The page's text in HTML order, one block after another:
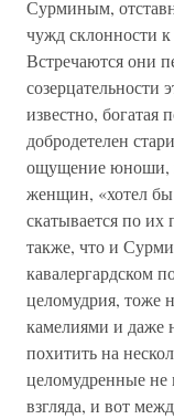
Сурминым,
чужд склонности
Встречаются они
созерцательности
известно, богатая
добродетелен
ощущение юноши,
женщин, «хотел бы
скатывается по
также, что и
кавалергардском
целомудрия, тоже
камелиями и даже
похитить на
целомудренные не
взгляда, и вот